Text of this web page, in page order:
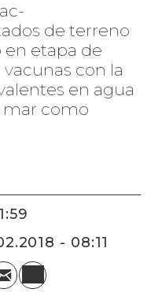
de terreno
en etapa de
con la
en agua
mar como
- 08:11